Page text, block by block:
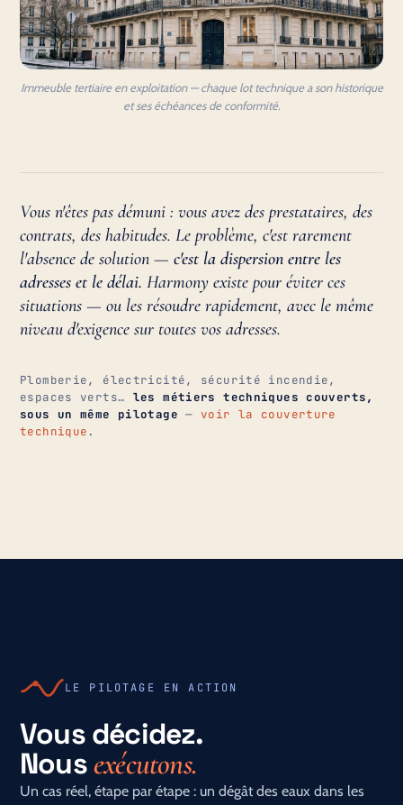
Immeuble tertiaire en exploitation — chaque lot technique a son historique
et ses échéances de conformité.
Vous n'êtes pas démuni : vous avez des prestataires, des
contrats, des habitudes. Le problème, c'est rarement
l'absence de solution — c'est la dispersion entre les
adresses et le délai. Harmony existe pour éviter ces
situations — ou les résoudre rapidement, avec le même
niveau d'exigence sur toutes vos adresses.
Plomberie, électricité, sécurité incendie,
espaces verts… les métiers techniques couverts,
sous un même pilotage — voir la couverture
technique.
LE PILOTAGE EN ACTION
Vous décidez.
Nousexécutons.
Un cas réel, étape par étape : un dégât des eaux dans les